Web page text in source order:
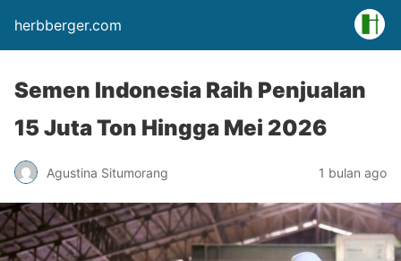
herbberger.com
Semen Indonesia Raih Penjualan
15 Juta Ton Hingga Mei 2026
Agustina Situmorang 1 bulan ago